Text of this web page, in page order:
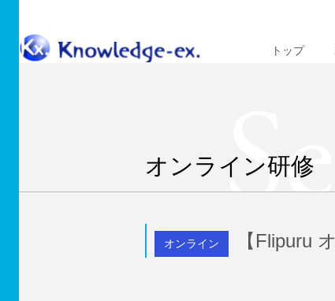
トップ
オンライン研修
オンライン 【Flipuru